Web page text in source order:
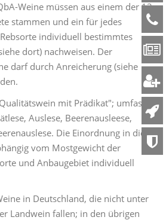
Weine müssen aus einem der 13
stammen und ein für jedes
individuell bestimmtes
dort) nachweisen. Der
darf durch Anreicherung (siehe
mit Prädikat"; umfasst
Auslese, Beerenausleese,
Die Einordnung in die
vom Mostgewicht der
und Anbaugebiet individuell
in Deutschland, die nicht unter
Landwein fallen; in den übrigen